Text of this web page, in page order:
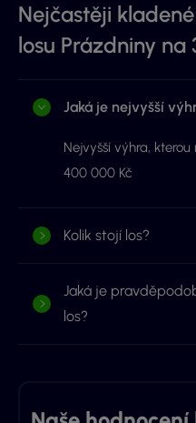
Nejčastěji
losu Prázdniny na
Jaká je nejvyšší
Nejvyšší výhra,
400 000 Kč
Kolik stojí los?
Jaká je
los?